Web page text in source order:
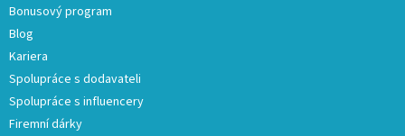
Bonusový program
Blog
Kariera
Spolupráce s dodavateli
Spolupráce s influencery
Firemní dárky